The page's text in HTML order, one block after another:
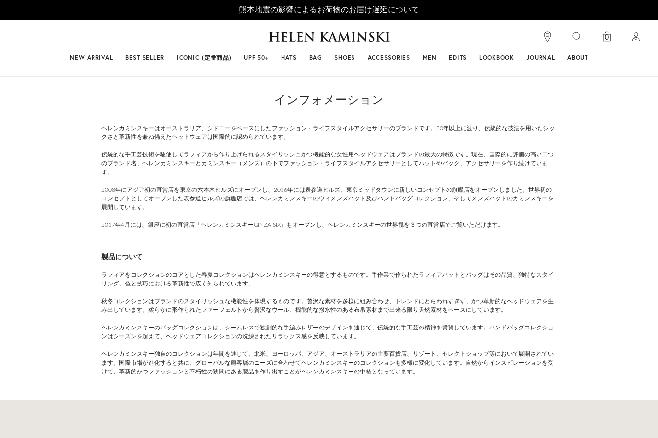
熊本地震の影響によるお荷物のお届け遅延について
#ビベット #キャップ #ビアンカ 0
NEW ARRIVAL BEST SELLER ICONIC (定番商品) UPF 50+ HATS BAG SHOES ACCESSORIES MEN EDITS LOOKBOOK JOURNAL ABOUT
インフォメーション
ヘレンカミンスキーはオーストラリア、シドニーをベースにしたファッション・ライフスタイルアクセサリーのブランドです。30年以上に渡り、伝統的な技法を用いたシッ
クさと革新性を兼ね備えたヘッドウェアは国際的に認められています。
伝統的な手工芸技術を駆使してラフィアから作り上げられるスタイリッシュかつ機能的な女性用ヘッドウェアはブランドの最大の特徴です。現在、国際的に評価の高い二つ
のブランド名、ヘレンカミンスキーとカミンスキー（メンズ）の下でファッション・ライフスタイルアクセサリーとしてハットやバック、アクセサリーを作り続けていま
す。
2008年にアジア初の直営店を東京の六本木ヒルズにオープンし、2016年には表参道ヒルズ、東京ミッドタウンに新しいコンセプトの旗艦店をオープンしました。世界初の
コンセプトとしてオープンした表参道ヒルズの旗艦店では、ヘレンカミンスキーのウィメンズハット及びハンドバッグコレクション、そしてメンズハットのカミンスキーを
展開しています。
2017年4月には、銀座に初の直営店「ヘレンカミンスキーGINZA SIX」もオープンし、ヘレンカミンスキーの世界観を３つの直営店でご覧いただけます。
製品について
ラフィアをコレクションのコアとした春夏コレクションはヘレンカミンスキーの得意とするものです。手作業で作られたラフィアハットとバッグはその品質、独特なスタイ
リング、色と技巧における革新性で広く知られています。
秋冬コレクションはブランドのスタイリッシュな機能性を体現するものです。贅沢な素材を多様に組み合わせ、トレンドにとらわれすぎず、かつ革新的なヘッドウェアを生
み出しています。柔らかに形作られたファーフェルトから贅沢なウール、機能的な撥水性のある布帛素材まで出来る限り天然素材をベースにしています。
ヘレンカミンスキーのバッグコレクションは、シームレスで独創的な手編みレザーのデザインを通じて、伝統的な手工芸の精神を賞賛しています。ハンドバッグコレクショ
ンはシーズンを超えて、ヘッドウェアコレクションの洗練されたリラックス感を反映しています。
ヘレンカミンスキー独自のコレクションは年間を通じて、北米、ヨーロッパ、アジア、オーストラリアの主要百貨店、リゾート、セレクトショップ等において展開されてい
ます。国際市場が進化すると共に、グローバルな顧客層のニーズに合わせてヘレンカミンスキーのコレクションも多様に変化しています。自然からインスピレーションを受
けて、革新的かつファッションと不朽性の狭間にある製品を作り出すことがヘレンカミンスキーの中核となっています。